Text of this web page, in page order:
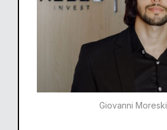
Giovanni Moreski